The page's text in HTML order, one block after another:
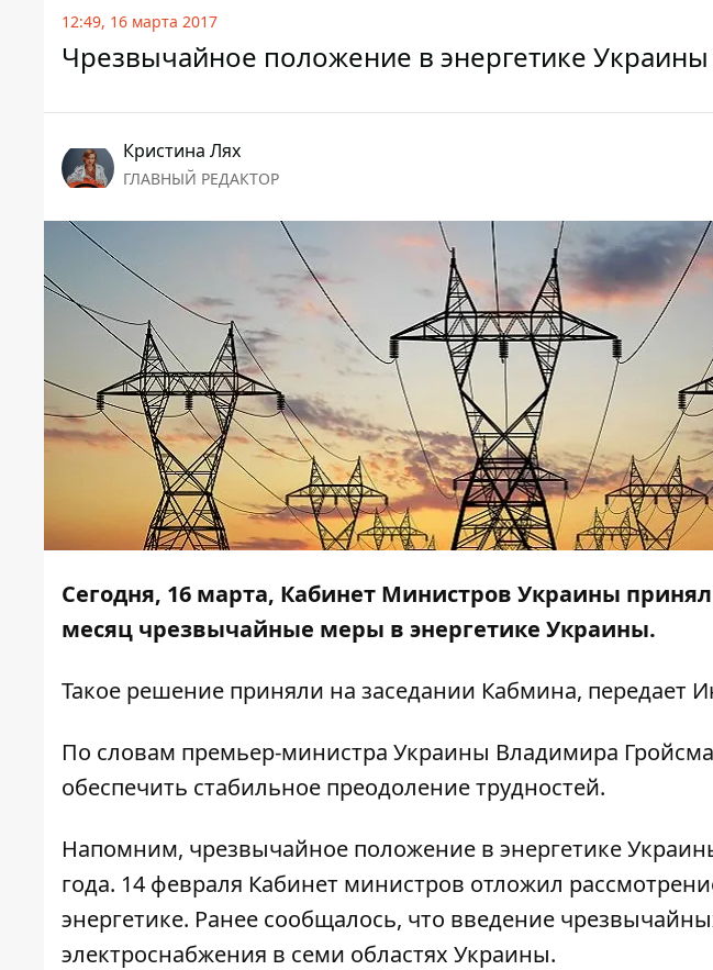
12:49, 16 марта 2017
Чрезвычайное положение в энергетике
Кристина Лях
ГЛАВНЫЙ РЕДАКТОР
Сегодня, 16 марта, Кабинет Министров Украины
месяц чрезвычайные меры в энергетике Украины.
Такое решение приняли на заседании Кабмина, передает
По словам премьер-министра Украины Владимира
обеспечить стабильное преодоление трудностей.
Напомним, чрезвычайное положение в энергетике
года. 14 февраля Кабинет министров отложил
энергетике. Ранее сообщалось, что введение
электроснабжения в семи областях Украины.